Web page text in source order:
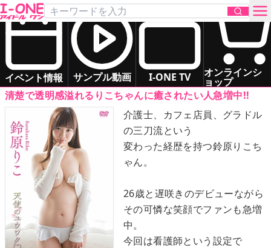
イベント情報 サンプル動画 I-ONE TV オンラインシ
ョップ
お問い合わせ
TOP
DVD
Blu-ray
サンプル動画
イベント情報
鈴原 りこ
「天使のユウワク♡」 DVD
いもうと系
清楚系 ドキドキ系
清楚で透明感溢れるりこちゃんに癒されたい人急増中!!
介護士、カフェ店員、グラドル
の三刀流という
変わった経歴を持つ鈴原りこち
ゃん。
26歳と遅咲きのデビューながら
その可憐な笑顔でファンも急増
中。
今回は看護師という設定で